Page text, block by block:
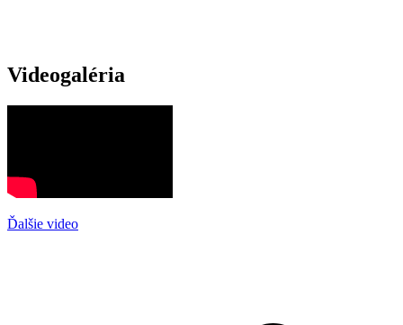
Videogaléria
Ďalšie video